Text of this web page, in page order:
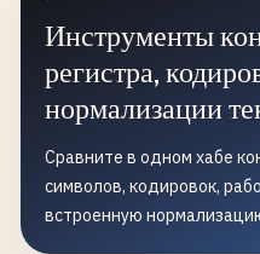
Инструменты
регистра,
нормализации
Сравните в одном хабе
символов, кодировок,
встроенную